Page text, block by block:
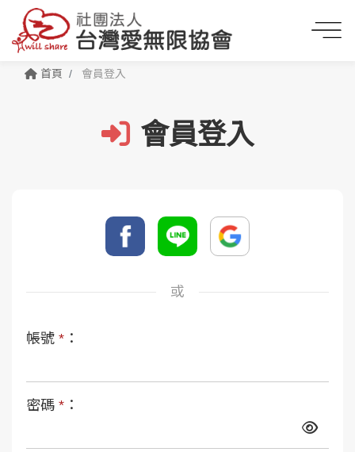
首頁 會員登入
會員登入
或
帳號 * ：
密碼 * ：